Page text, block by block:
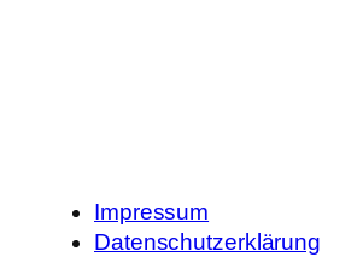
Impressum
Datenschutzerklärung